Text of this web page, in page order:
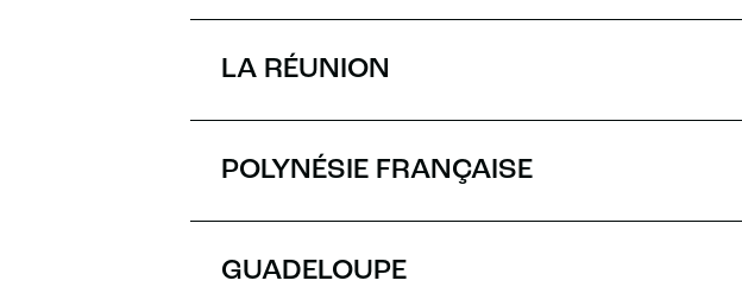
LA RÉUNION
POLYNÉSIE FRANÇAISE
GUADELOUPE